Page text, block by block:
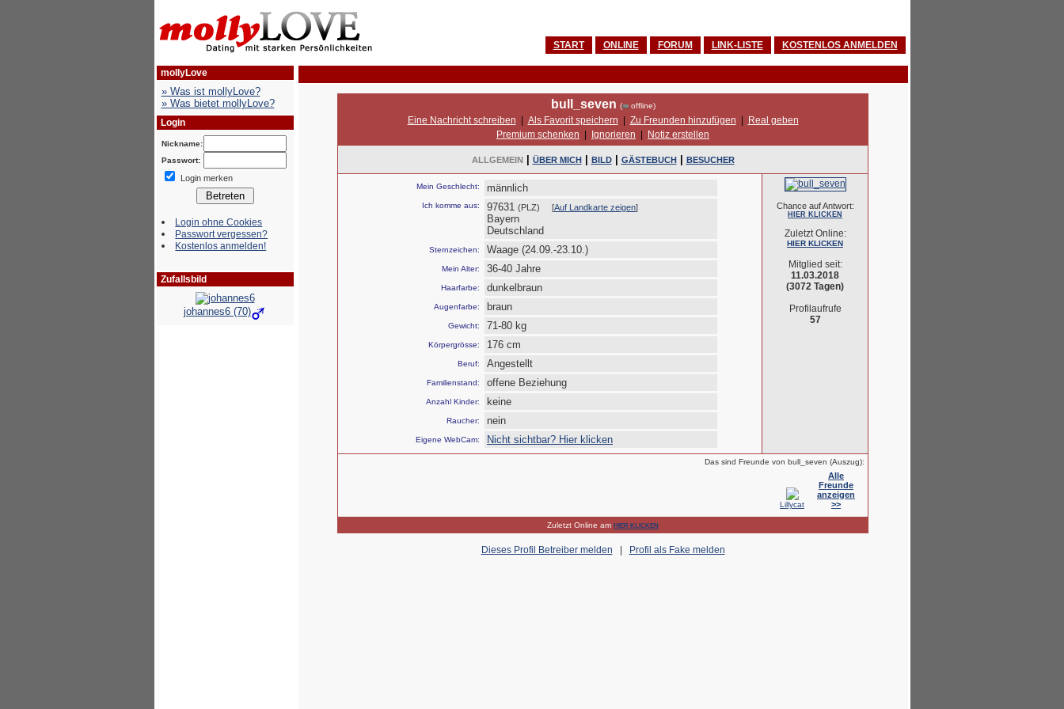
START ONLINE FORUM LINK-LISTE KOSTENLOS ANMELDEN
mollyLove
» Was ist mollyLove?
» Was bietet mollyLove?
Login
Nickname:
Passwort:
Login merken
Login ohne Cookies
Passwort vergessen?
Kostenlos anmelden!
Zufallsbild
johannes6 (70)
bull_seven ( offline)
Eine Nachricht schreiben Als Favorit speichern Zu Freunden hinzufügen
Real geben
Premium schenken
Ignorieren Notiz erstellen
ALLGEMEIN ÜBER MICH BILD GÄSTEBUCH BESUCHER
Mein Geschlecht: männlich
Ich komme aus: 97631 (PLZ) [Auf Landkarte zeigen]
Bayern
Deutschland
Sternzeichen: Waage (24.09.-23.10.)
Mein Alter: 36-40 Jahre
Haarfarbe: dunkelbraun
Augenfarbe: braun
Gewicht: 71-80 kg
Körpergrösse: 176 cm
Beruf: Angestellt
Familienstand: offene Beziehung
Anzahl Kinder: keine
Raucher: nein
Eigene WebCam: Nicht sichtbar? Hier klicken
Chance auf Antwort:
HIER KLICKEN
Zuletzt Online:
HIER KLICKEN
Mitglied seit:
11.03.2018
(3072 Tagen)
Profilaufrufe
57
Das sind Freunde von bull_seven (Auszug):
Lillycat
Alle
Freunde
anzeigen
>>
Zuletzt Online am HIER KLICKEN
Dieses Profil Betreiber melden Profil als Fake melden